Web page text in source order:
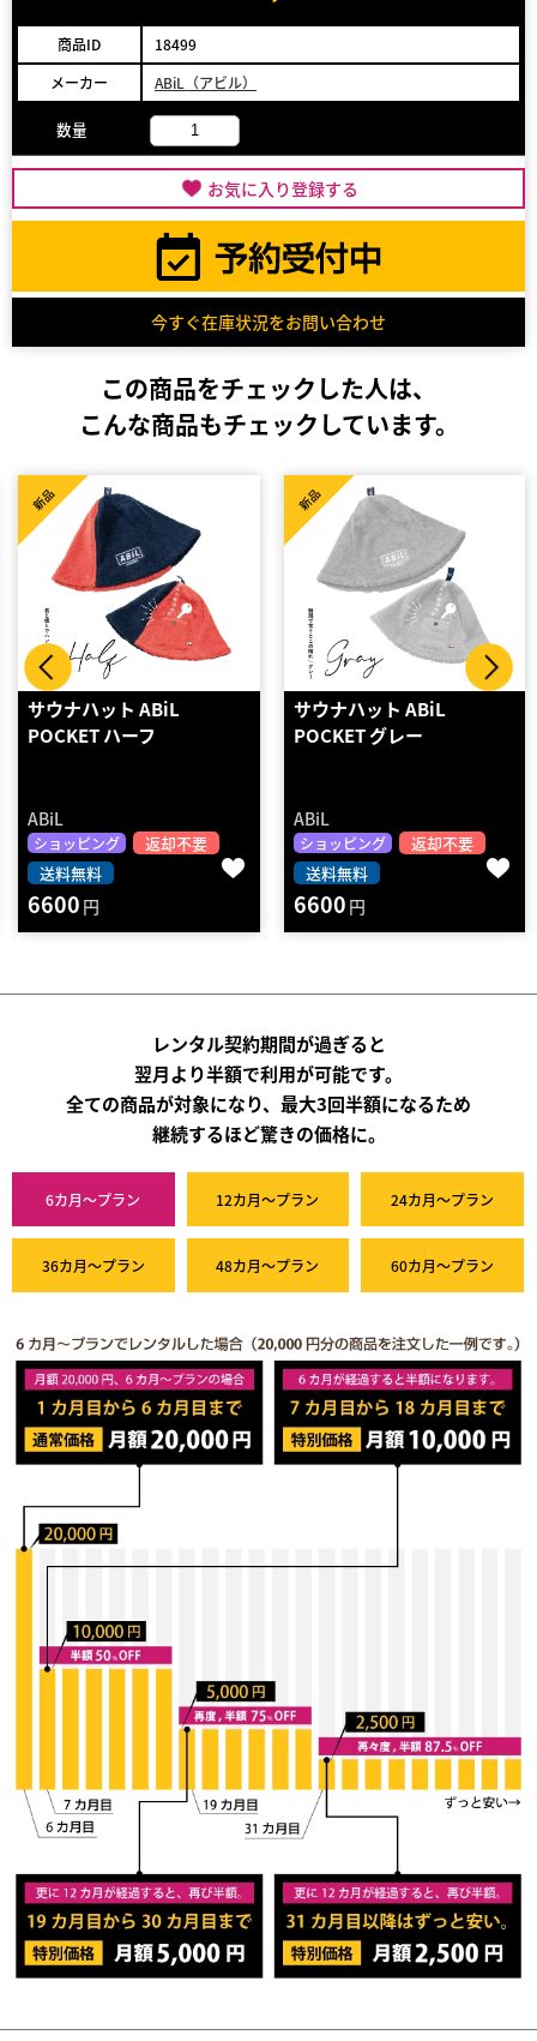
商品ID
18499
メーカー
ABiL（アビル）
数量
お気に入り登録する
今すぐ在庫状況をお問い合わせ
この商品をチェックした人は、
こんな商品もチェックしています。
サウナハット ABiL
POCKET グレー
ABiL
ショッピング
返却不要
送料無料
新品
6600 円
サウナハット ABiL
POCKET オレンジ
ABiL
ショッピング
返却不要
送料無料
新品
6600 円
レンタル契約期間が過ぎると
翌月より半額で利用が可能です。
全ての商品が対象になり、最大3回半額になるため
継続するほど驚きの価格に。
6カ月～プラン 12カ月～プラン 24カ月～プラン
36カ月～プラン 48カ月～プラン 60カ月～プラン